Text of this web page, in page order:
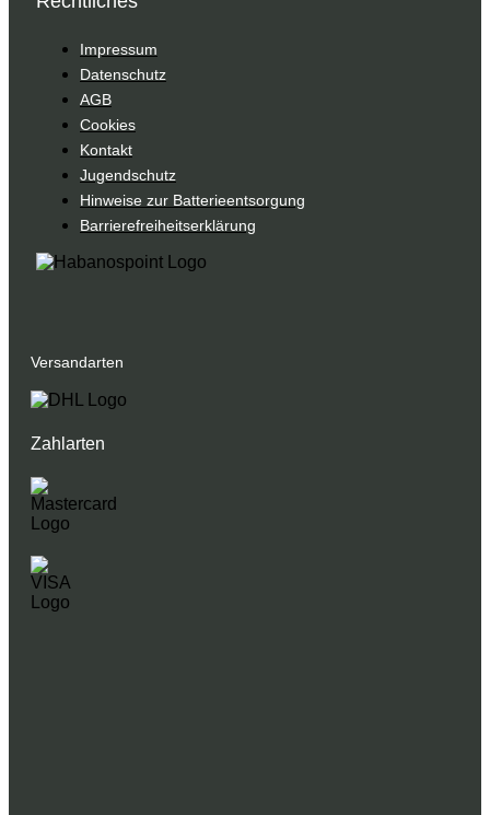
Impressum
Datenschutz
AGB
Cookies
Kontakt
Jugendschutz
Hinweise zur Batterieentsorgung
Barrierefreiheitserklärung
Versandarten
Zahlarten